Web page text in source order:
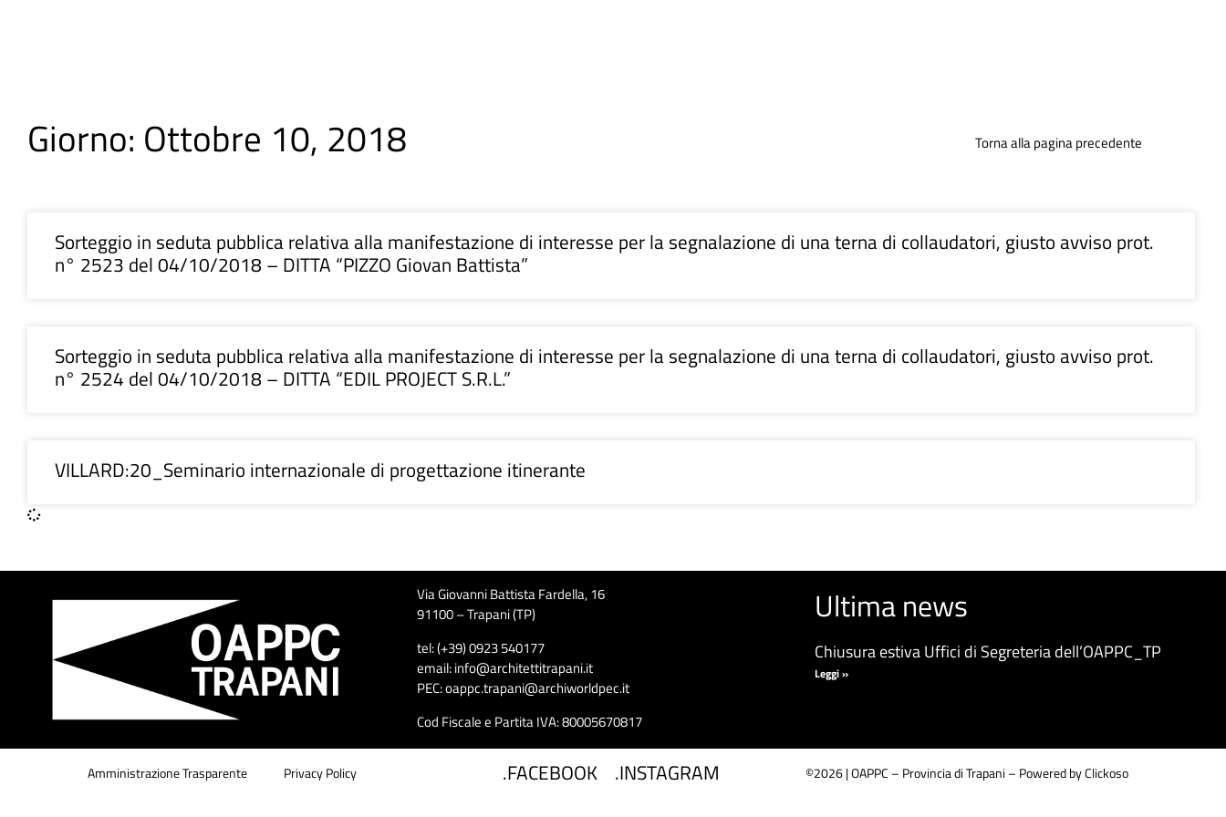
Giorno: Ottobre 10, 2018 Torna alla pagina precedente
Sorteggio in seduta pubblica relativa alla manifestazione di interesse per la segnalazione di una terna di collaudatori, giusto avviso prot.
n° 2523 del 04/10/2018 – DITTA “PIZZO Giovan Battista”
Sorteggio in seduta pubblica relativa alla manifestazione di interesse per la segnalazione di una terna di collaudatori, giusto avviso prot.
n° 2524 del 04/10/2018 – DITTA “EDIL PROJECT S.R.L.”
VILLARD:20_Seminario internazionale di progettazione itinerante
Via Giovanni Battista Fardella, 16
91100 – Trapani (TP)
tel: (+39) 0923 540177
email: info@architettitrapani.it
PEC: oappc.trapani@archiworldpec.it
Cod Fiscale e Partita IVA: 80005670817
Ultima news
Chiusura estiva Uffici di Segreteria dell’OAPPC_TP
Leggi »
Amministrazione Trasparente Privacy Policy .FACEBOOK .INSTAGRAM ©2026 | OAPPC – Provincia di Trapani – Powered by Clickoso